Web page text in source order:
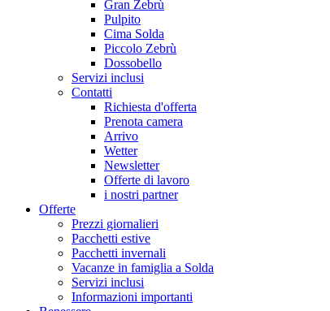
Gran Zebrù
Pulpito
Cima Solda
Piccolo Zebrù
Dossobello
Servizi inclusi
Contatti
Richiesta d'offerta
Prenota camera
Arrivo
Wetter
Newsletter
Offerte di lavoro
i nostri partner
Offerte
Prezzi giornalieri
Pacchetti estive
Pacchetti invernali
Vacanze in famiglia a Solda
Servizi inclusi
Informazioni importanti